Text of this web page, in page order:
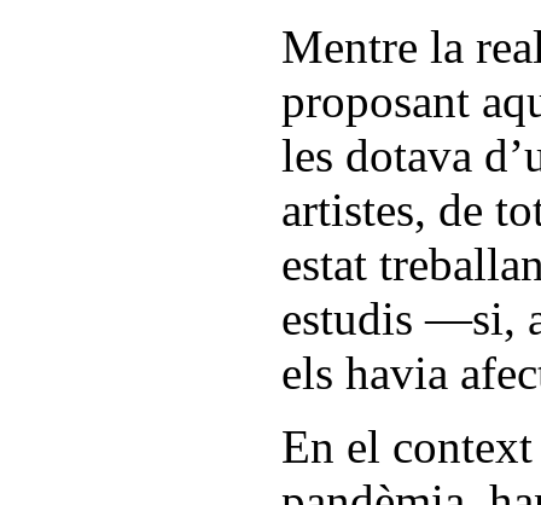
Mentre la
proposant
les dotava
artistes, de
estat
estudis —si,
els havia
En el